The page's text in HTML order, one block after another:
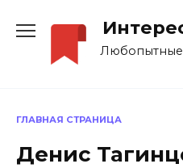
содержанию
Любопытные
ГЛАВНАЯ СТРАНИЦА
Денис